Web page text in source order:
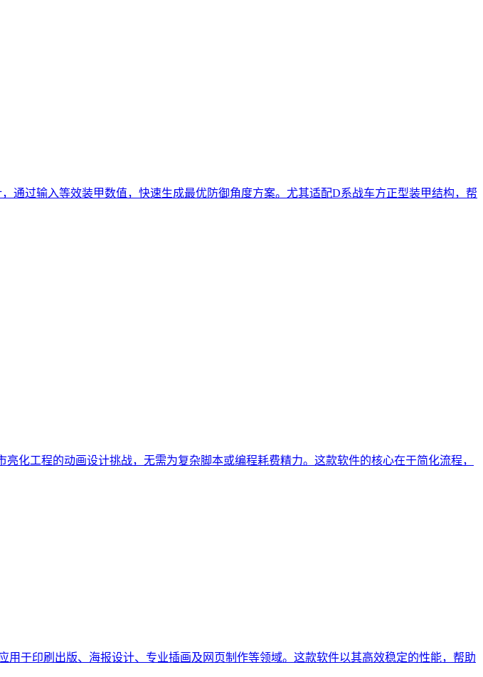
通过输入等效装甲数值，快速生成最优防御角度方案。尤其适配D系战车方正型装甲结构，帮
化工程的动画设计挑战，无需为复杂脚本或编程耗费精力。这款软件的核心在于简化流程，
用于印刷出版、海报设计、专业插画及网页制作等领域。这款软件以其高效稳定的性能，帮助